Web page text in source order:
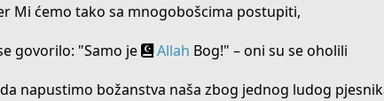
Mi ćemo tako sa mnogobošcima postupiti,
govorilo: "Samo je
Allah Bog!" – oni su se oholili
napustimo božanstva naša zbog jednog ludog